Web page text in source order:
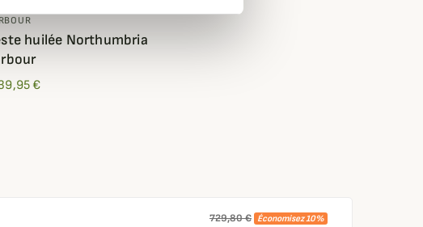
huilée Northumbria
€
729,80 € Économisez 10%